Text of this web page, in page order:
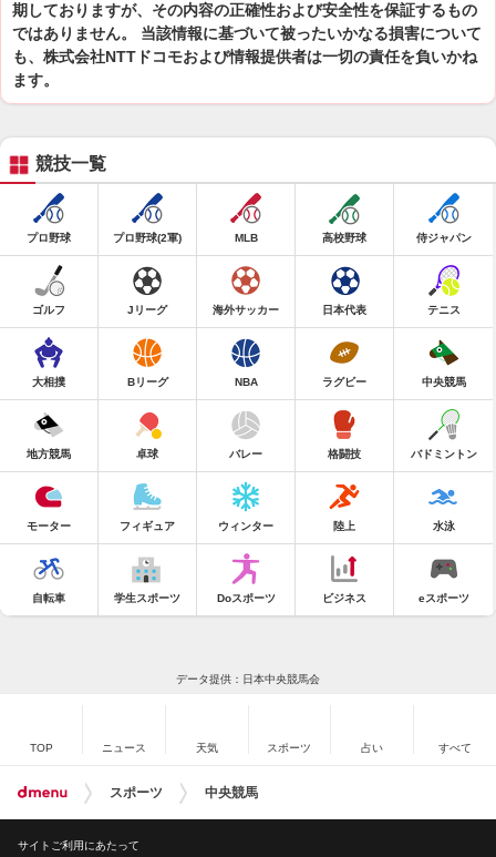
期しておりますが、その内容の正確性および安全性を保証するもの
ではありません。 当該情報に基づいて被ったいかなる損害について
も、株式会社NTTドコモおよび情報提供者は一切の責任を負いかね
ます。
競技一覧
プロ野球 プロ野球(2軍) MLB 高校野球 侍ジャパン
ゴルフ Jリーグ 海外サッカー 日本代表 テニス
大相撲 Bリーグ NBA ラグビー 中央競馬
地方競馬 卓球 バレー 格闘技 バドミントン
モーター フィギュア ウィンター 陸上 水泳
自転車 学生スポーツ Doスポーツ ビジネス eスポーツ
データ提供：日本中央競馬会
TOP ニュース 天気 スポーツ 占い すべて
スポーツ 中央競馬
サイトご利用にあたって